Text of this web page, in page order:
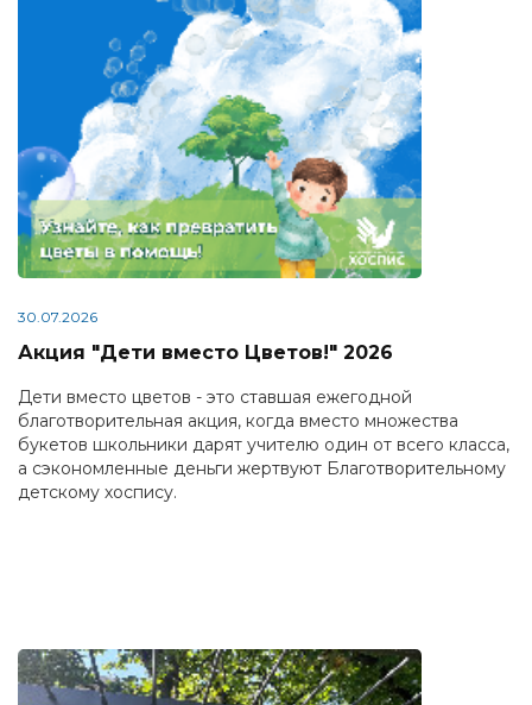
30.07.2026
Акция "Дети вместо Цветов!" 2026
Дети вместо цветов - это ставшая ежегодной
благотворительная акция, когда вместо множества
букетов школьники дарят учителю один от всего класса,
а сэкономленные деньги жертвуют Благотворительному
детскому хоспису.